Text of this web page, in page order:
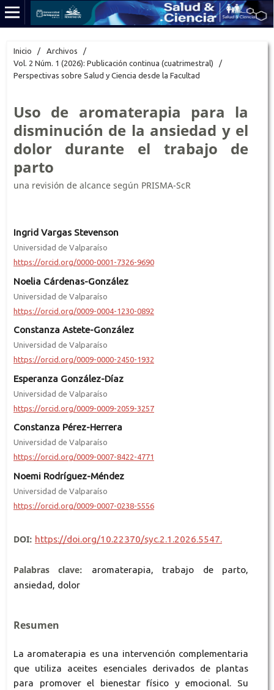
Inicio / Archivos
/
Vol. 2 Núm. 1 (2026): Publicación continua (cuatrimestral)
/
Perspectivas sobre Salud y Ciencia desde la Facultad
Uso de aromaterapia para la
disminución de la ansiedad y el
dolor durante el trabajo de
parto
una revisión de alcance según PRISMA-ScR
Ingrid Vargas Stevenson
Universidad de Valparaíso
https://orcid.org/0000-0001-7326-9690
Noelia Cárdenas-González
Universidad de Valparaíso
https://orcid.org/0009-0004-1230-0892
Constanza Astete-González
Universidad de Valparaíso
https://orcid.org/0009-0000-2450-1932
Esperanza González-Díaz
Universidad de Valparaíso
https://orcid.org/0009-0009-2059-3257
Constanza Pérez-Herrera
Universidad de Valparaíso
https://orcid.org/0009-0007-8422-4771
Noemi Rodríguez-Méndez
Universidad de Valparaíso
https://orcid.org/0009-0007-0238-5556
DOI: https://doi.org/10.22370/syc.2.1.2026.5547.
Palabras clave:
aromaterapia, trabajo de parto,
ansiedad, dolor
Resumen
La aromaterapia es una intervención complementaria
que utiliza aceites esenciales derivados de plantas
para promover el bienestar físico y emocional. Su